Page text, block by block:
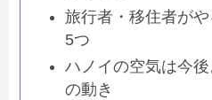
旅行者・移住者が
5つ
ハノイの空気は今
の動き